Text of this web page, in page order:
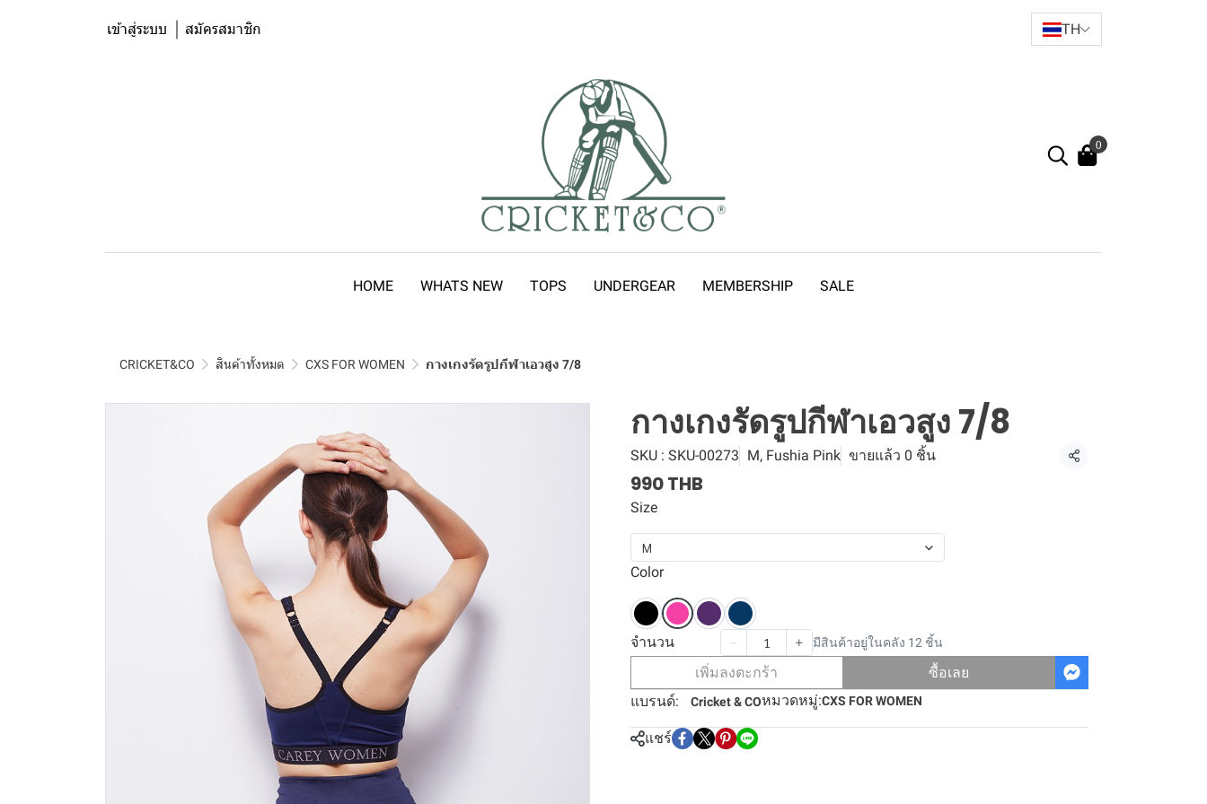
เข้าสู่ระบบ สมัครสมาชิก TH
0
HOME WHATS NEW TOPS UNDERGEAR MEMBERSHIP SALE
CRICKET&CO สินค้าทั้งหมด CXS FOR WOMEN กางเกงรัดรูปกีฬาเอวสูง 7/8
กางเกงรัดรูปกีฬาเอวสูง 7/8
SKU : SKU-00273 M, Fushia Pink ขายแล้ว 0 ชิ้น แชร์
990 THB
Size
M
Color
จำนวน มีสินค้าอยู่ในคลัง 12 ชิ้น
เพิ่มลงตะกร้า
ซื้อเลย
แบรนด์:
Cricket & COหมวดหมู่:CXS FOR WOMEN
แชร์